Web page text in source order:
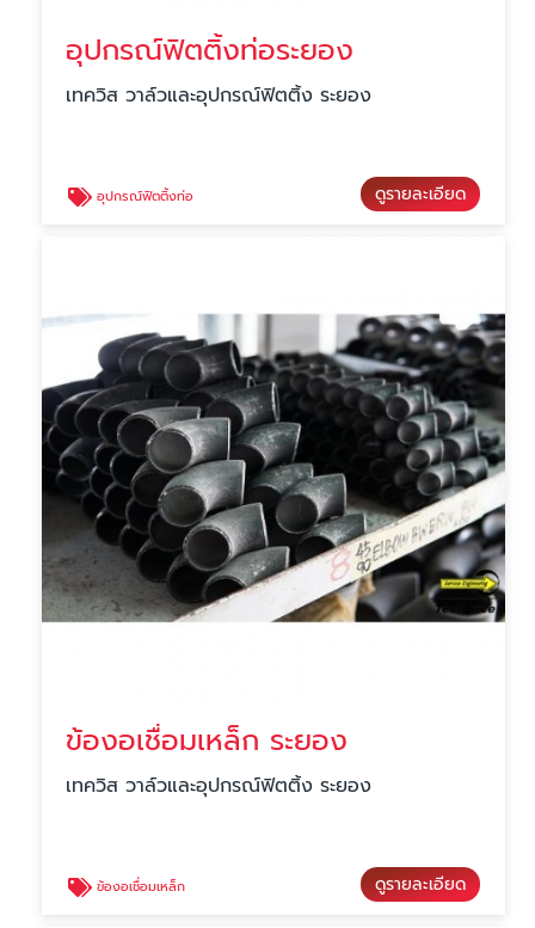
อุปกรณ์ฟิตติ้งท่อระยอง
เทควิส วาล์วและอุปกรณ์ฟิตติ้ง ระยอง
อุปกรณ์ฟิตติ้งท่อ ดูรายละเอียด
ข้องอเชื่อมเหล็ก ระยอง
เทควิส วาล์วและอุปกรณ์ฟิตติ้ง ระยอง
ข้องอเชื่อมเหล็ก ดูรายละเอียด